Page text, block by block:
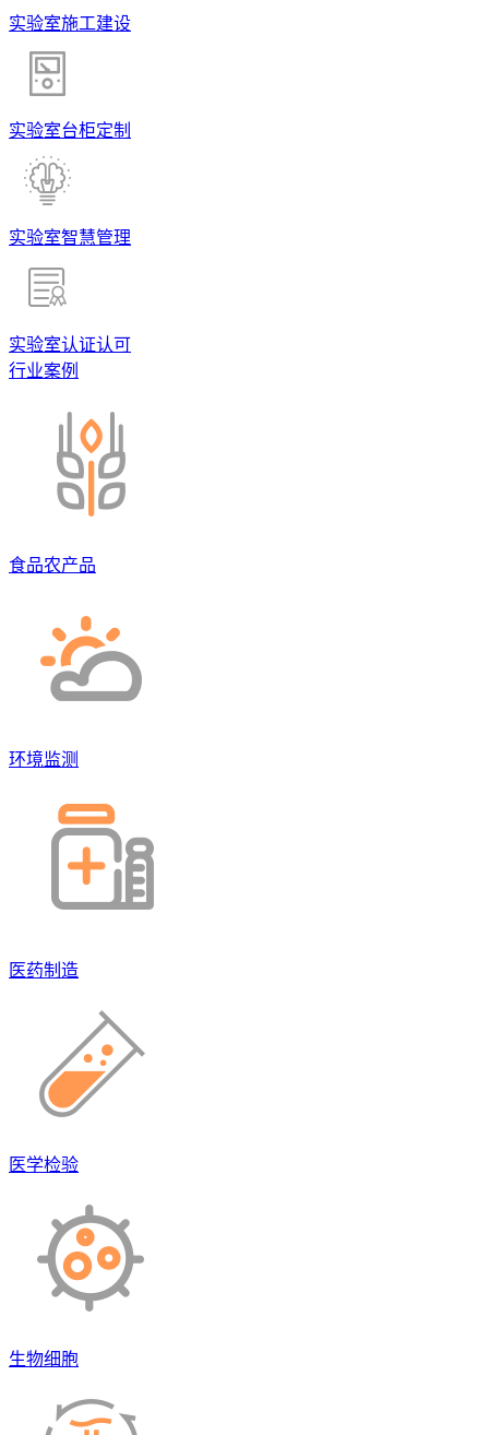
实验室施工建设
实验室台柜定制
实验室智慧管理
实验室认证认可
行业案例
食品农产品
环境监测
医药制造
医学检验
生物细胞